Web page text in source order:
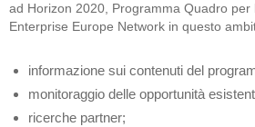
ad Horizon 2020, Programma Quadro per
Enterprise Europe Network in questo
informazione sui contenuti del
monitoraggio delle opportunità
ricerche partner;